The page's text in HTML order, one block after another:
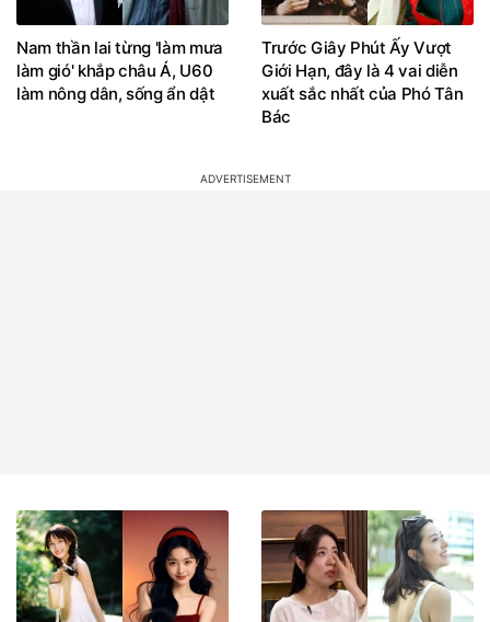
Nam thần lai từng 'làm mưa
làm gió' khắp châu Á, U60
làm nông dân, sống ẩn dật
Trước Giây Phút Ấy Vượt
Giới Hạn, đây là 4 vai diễn
xuất sắc nhất của Phó Tân
Bác